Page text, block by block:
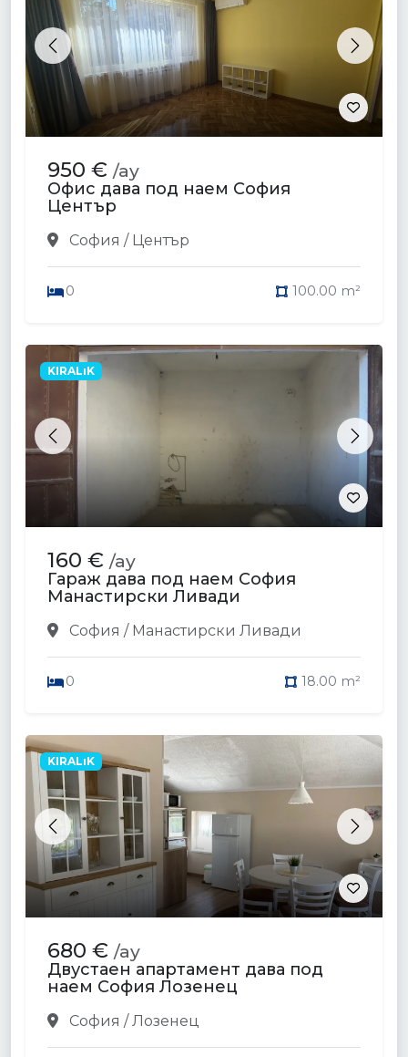
Previous Next
950 € /ay
Офис дава под наем София
Център
София / Център
0 100.00 m²
Previous Next
KIRALıK
160 € /ay
Гараж дава под наем София
Манастирски Ливади
София / Манастирски Ливади
0 18.00 m²
Previous Next
KIRALıK
680 € /ay
Двустаен апартамент дава под
наем София Лозенец
София / Лозенец